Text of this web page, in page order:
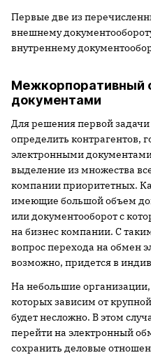
Первые две из
внешнему
внутреннему
Межкорпоративный
документами
Для решения первой
определить контрагентов,
электронными
выделение из множества
компании приоритетных.
имеющие большой объем
или документооборот с
на бизнес компании. С
вопрос перехода на обмен
возможно, придется в
На небольшие
которых зависим от
будет несложно. В этом
перейти на электронный
сохранить деловые